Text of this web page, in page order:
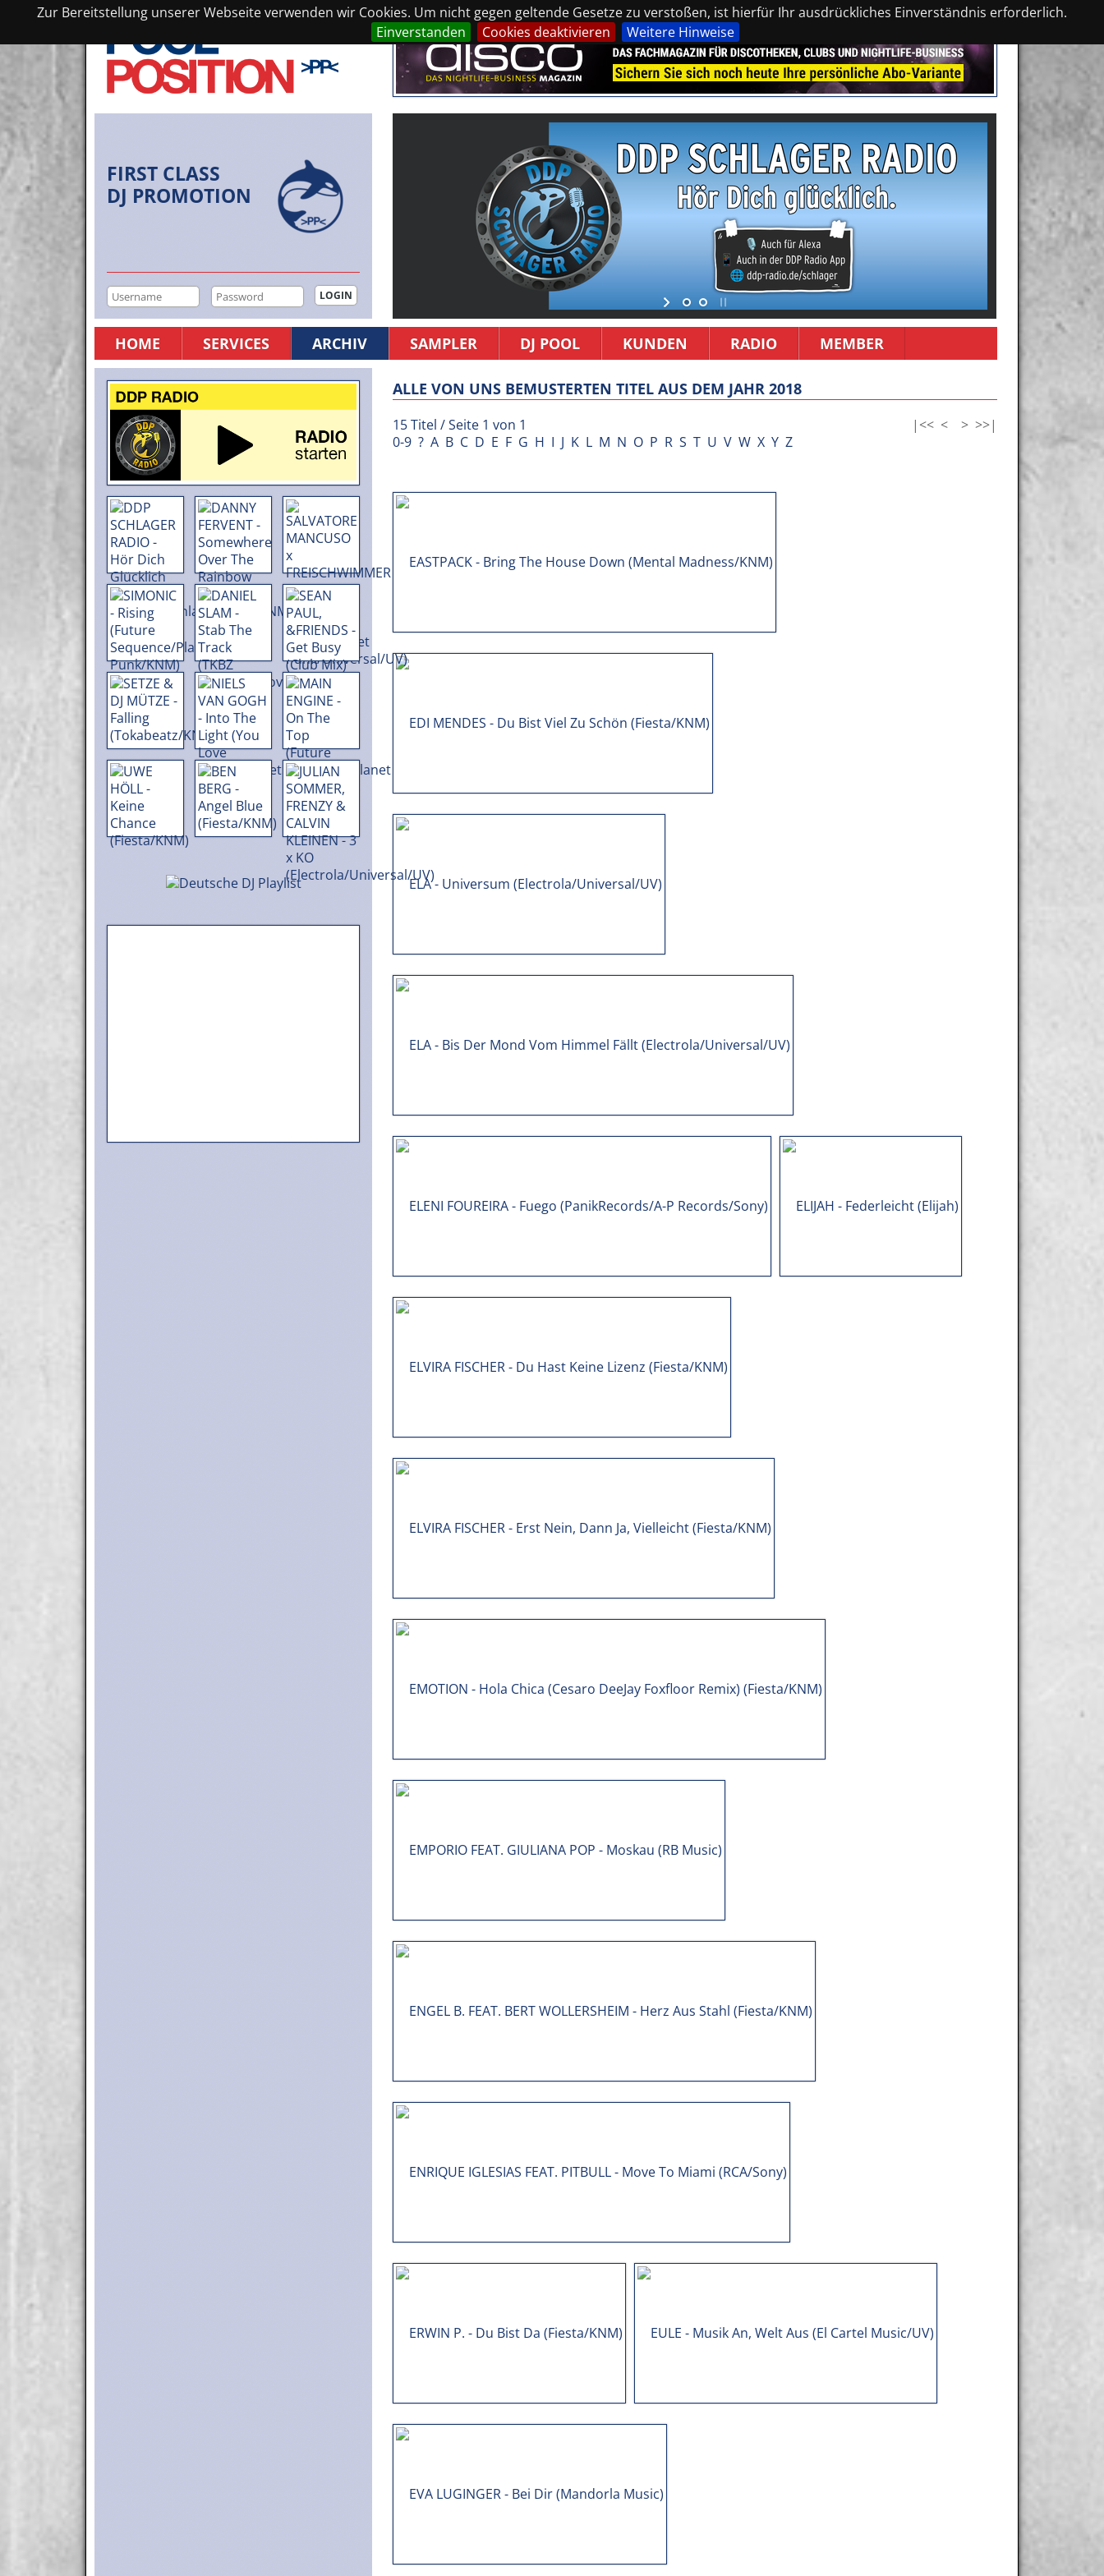
Zur Bereitstellung unserer Webseite verwenden wir Cookies. Um nicht gegen geltende Gesetze zu verstoßen, ist hierfür Ihr ausdrückliches Einverständnis erforderlich.
Einverstanden
Cookies deaktivieren Weitere Hinweise
FIRST CLASS
DJ PROMOTION
HOME SERVICES ARCHIV SAMPLER DJ POOL KUNDEN RADIO MEMBER
ALLE VON UNS BEMUSTERTEN TITEL AUS DEM JAHR 2018
15 Titel / Seite 1 von 1 |<< < > >>|
0-9 ? A B C D E F G H I J K L M N O P R S T U V W X Y Z